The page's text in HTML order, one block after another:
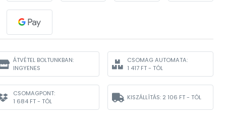
ÁTVÉTEL BOLTUNKBAN:
INGYENES
CSOMAG AUTOMATA:
1 417 FT - TÓL
CSOMAGPONT:
1 684 FT - TÓL
KISZÁLLÍTÁS: 2 106 FT - TÓL